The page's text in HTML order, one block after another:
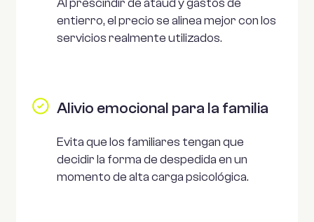
Al prescindir de ataúd y gastos de
entierro, el precio se alinea mejor con los
servicios realmente utilizados.
Alivio emocional para la familia
Evita que los familiares tengan que
decidir la forma de despedida en un
momento de alta carga psicológica.